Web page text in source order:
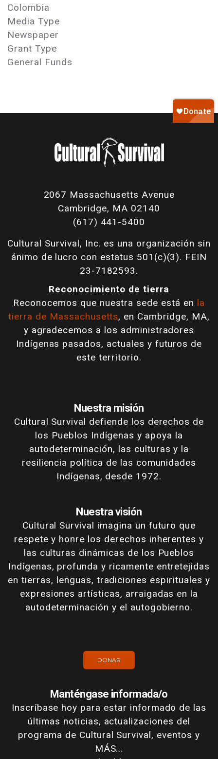
Colombia
Media Type
Newspaper
Grant Type
General Funds
2067 Massachusetts Avenue
Cambridge, MA 02140
(617) 441-5400
Cultural Survival, Inc. es una organización sin
ánimo de lucro con estatus 501(c)(3). FEIN
23-7182593.
Reconocimiento de tierra
Reconocemos que nuestra sede está en la
tierra de Massachusetts, en Cambridge, MA,
y agradecemos a los administradores
Indígenas pasados, actuales y futuros de
este territorio.
Nuestra misión
Cultural Survival defiende los derechos de
los Pueblos Indígenas y apoya la
autodeterminación, las culturas y la
resiliencia política de las comunidades
Indígenas, desde 1972.
Nuestra visión
Cultural Survival imagina un futuro que
respete y honre los derechos inherentes y
las culturas dinámicas de los Pueblos
Indígenas, profunda y ricamente entretejidas
en tierras, lenguas, tradiciones espirituales y
expresiones artísticas, arraigadas en la
autodeterminación y el autogobierno.
DONAR
Manténgase informada/o
Inscríbase hoy para estar informado de las
últimas noticias, actualizaciones del
programa de Cultural Survival, eventos y
MÁS...